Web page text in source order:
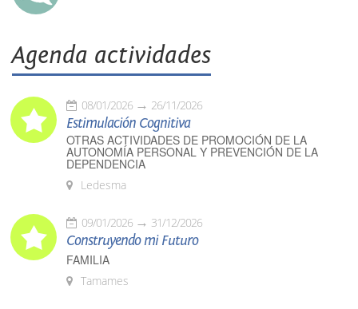
Agenda actividades
08/01/2026 26/11/2026
Estimulación Cognitiva
OTRAS ACTIVIDADES DE PROMOCIÓN DE LA
AUTONOMÍA PERSONAL Y PREVENCIÓN DE LA
DEPENDENCIA
Ledesma
09/01/2026 31/12/2026
Construyendo mi Futuro
FAMILIA
Tamames